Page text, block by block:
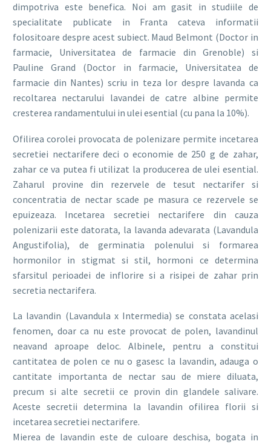
dimpotriva este benefica. Noi am gasit in studiile de
specialitate publicate in Franta cateva informatii
folositoare despre acest subiect. Maud Belmont (Doctor in
farmacie, Universitatea de farmacie din Grenoble) si
Pauline Grand (Doctor in farmacie, Universitatea de
farmacie din Nantes) scriu in teza lor despre lavanda ca
recoltarea nectarului lavandei de catre albine permite
cresterea randamentului in ulei esential (cu pana la 10%).
Ofilirea corolei provocata de polenizare permite incetarea
secretiei nectarifere deci o economie de 250 g de zahar,
zahar ce va putea fi utilizat la producerea de ulei esential.
Zaharul provine din rezervele de tesut nectarifer si
concentratia de nectar scade pe masura ce rezervele se
epuizeaza. Incetarea secretiei nectarifere din cauza
polenizarii este datorata, la lavanda adevarata (Lavandula
Angustifolia), de germinatia polenului si formarea
hormonilor in stigmat si stil, hormoni ce determina
sfarsitul perioadei de inflorire si a risipei de zahar prin
secretia nectarifera.
La lavandin (Lavandula x Intermedia) se constata acelasi
fenomen, doar ca nu este provocat de polen, lavandinul
neavand aproape deloc. Albinele, pentru a constitui
cantitatea de polen ce nu o gasesc la lavandin, adauga o
cantitate importanta de nectar sau de miere diluata,
precum si alte secretii ce provin din glandele salivare.
Aceste secretii determina la lavandin ofilirea florii si
incetarea secretiei nectarifere.
Mierea de lavandin este de culoare deschisa, bogata in